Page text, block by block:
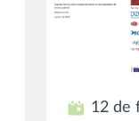
12 de